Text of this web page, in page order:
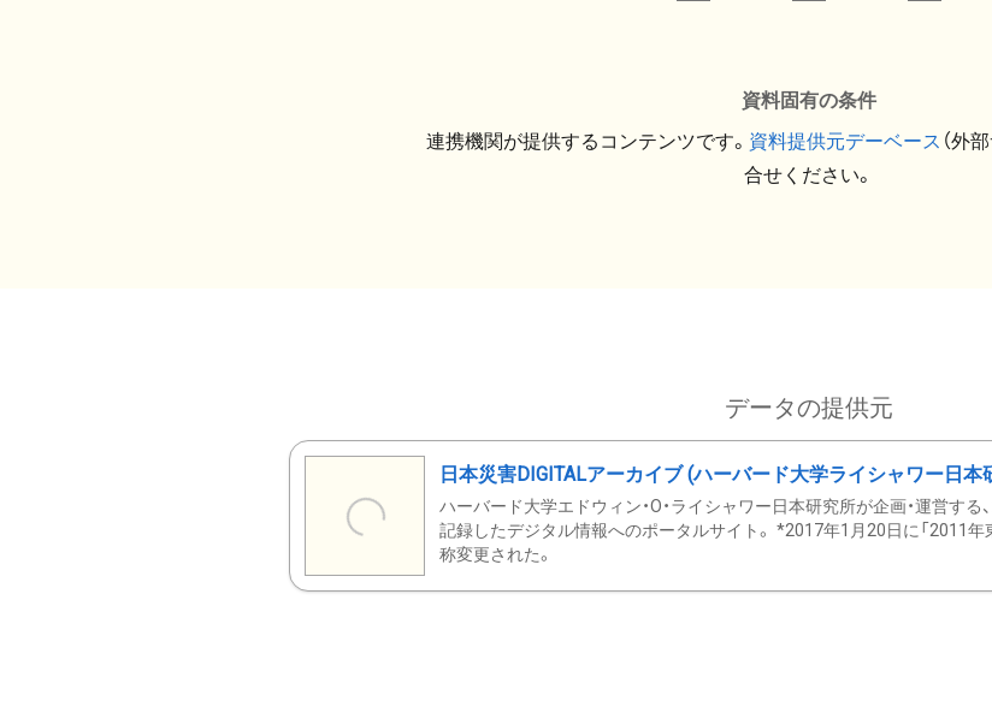
資料固有の条件
連携機関が提供するコンテンツです。 資料提供元デーベース （外
合せください。
データの提供元
日本災害DIGITALアーカイブ (ハーバード大学ライシャワー日本
ハーバード大学エドウィン・O・ライシャワー日本研究所が企画・運営す
記録したデジタル情報へのポータルサイト。 *2017年1月20日に「2011年
称変更された。